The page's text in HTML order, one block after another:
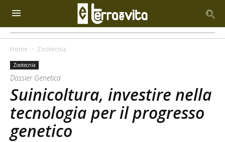
Home Zootecnia
Zootecnia
Dossier Genetica
Suinicoltura, investire nella
tecnologia per il progresso
genetico